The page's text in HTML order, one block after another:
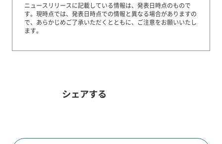
ニュースリリースに記載している情報は、発表日時点のもので
す。 現時点では、発表日時点での情報と異なる場合がありますの
で、あらかじめご了承いただくとともに、ご注意をお願いいたし
ます。
シェアする